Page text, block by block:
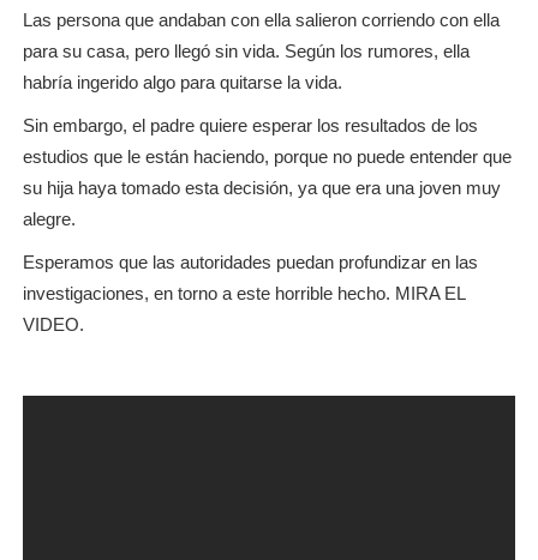
Las persona que andaban con ella salieron corriendo con ella
para su casa, pero llegó sin vida. Según los rumores, ella
habría ingerido algo para quitarse la vida.
Sin embargo, el padre quiere esperar los resultados de los
estudios que le están haciendo, porque no puede entender que
su hija haya tomado esta decisión, ya que era una joven muy
alegre.
Esperamos que las autoridades puedan profundizar en las
investigaciones, en torno a este horrible hecho. MIRA EL
VIDEO.